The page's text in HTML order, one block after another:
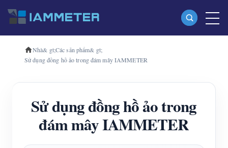
Các sản phẩm
Máy đo năng lượng Wi-Fi ba pha (WEM3046T)
Máy đo năng lượng Wi-Fi ba pha (WEM3050T)
Nhà& gt;Các sản phẩm& gt;
Sử dụng đồng hồ ảo trong đám mây IAMMETER
Sử dụng đồng hồ ảo trong
đám mây IAMMETER